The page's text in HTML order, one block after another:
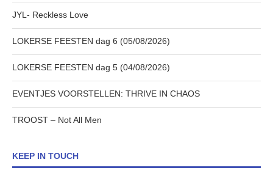
JYL- Reckless Love
LOKERSE FEESTEN dag 6 (05/08/2026)
LOKERSE FEESTEN dag 5 (04/08/2026)
EVENTJES VOORSTELLEN: THRIVE IN CHAOS
TROOST – Not All Men
KEEP IN TOUCH